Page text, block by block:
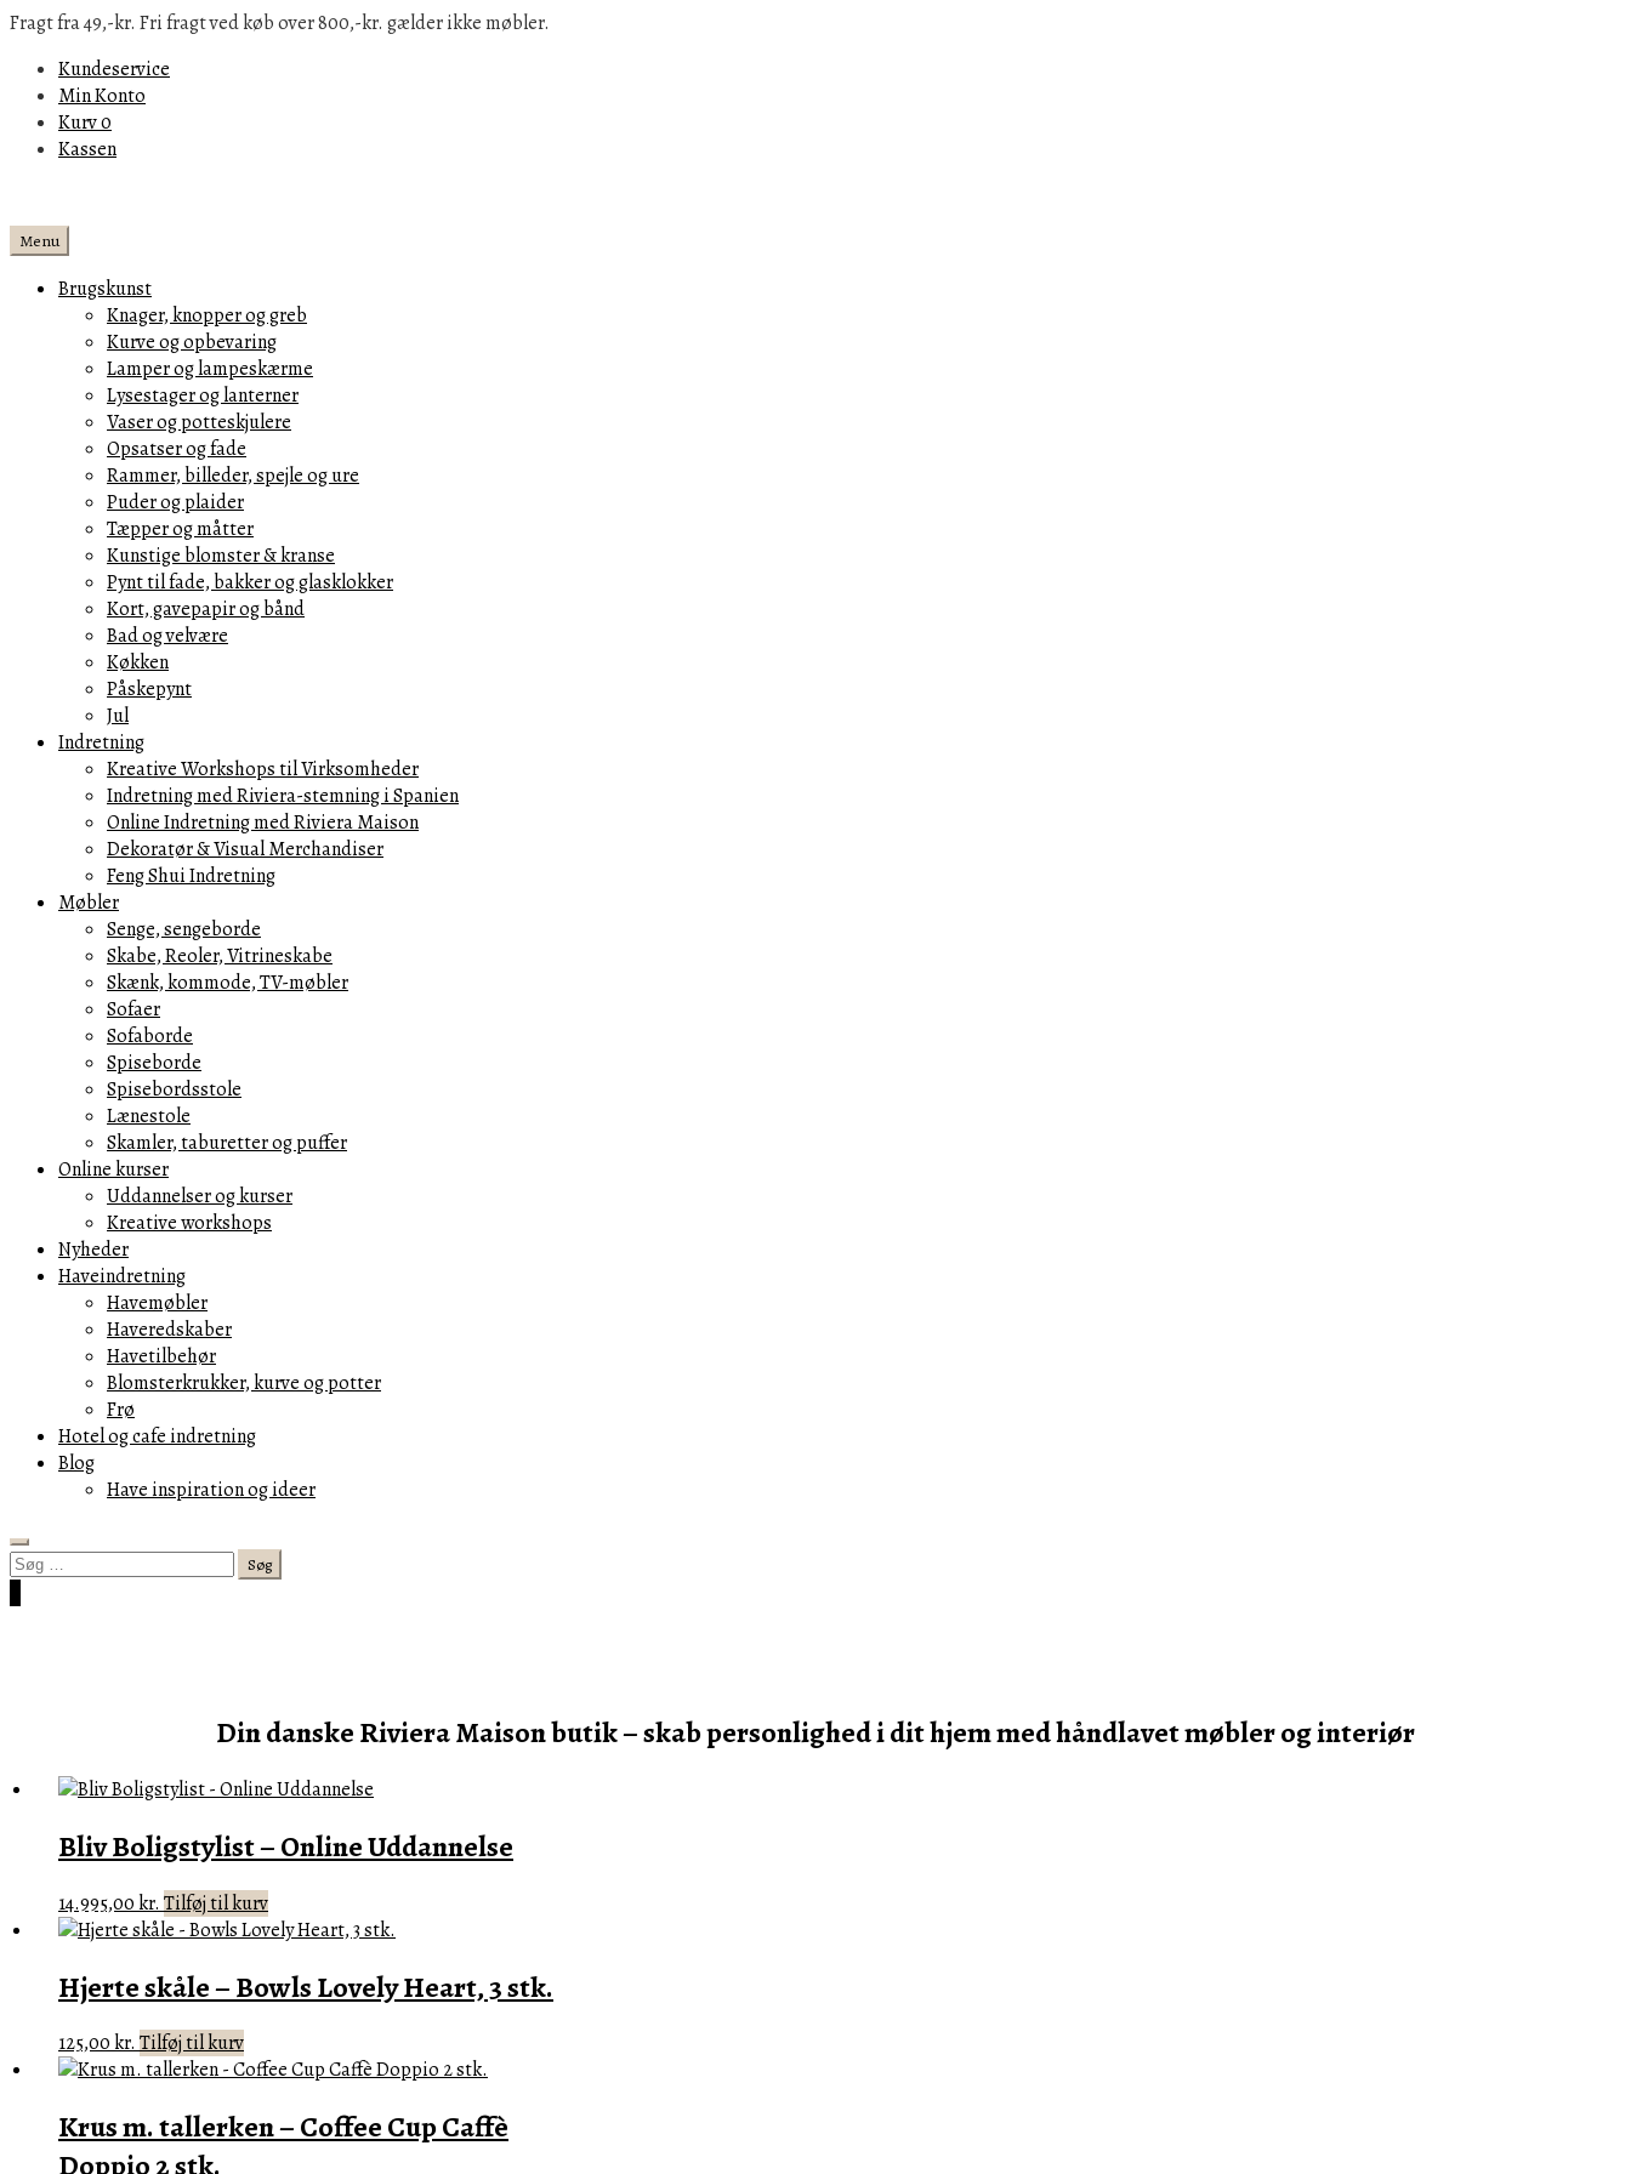
Fragt fra 49,-kr. Fri fragt ved køb over 800,-kr. gælder ikke møbler.
Kundeservice
Min Konto
Kurv0
Kassen
Menu
Brugskunst
Knager, knopper og greb
Kurve og opbevaring
Lamper og lampeskærme
Lysestager og lanterner
Vaser og potteskjulere
Opsatser og fade
Rammer, billeder, spejle og ure
Puder og plaider
Tæpper og måtter
Kunstige blomster & kranse
Pynt til fade, bakker og glasklokker
Kort, gavepapir og bånd
Bad og velvære
Køkken
Påskepynt
Jul
Indretning
Kreative Workshops til Virksomheder
Indretning med Riviera-stemning i Spanien
Online Indretning med Riviera Maison
Dekoratør & Visual Merchandiser
Feng Shui Indretning
Møbler
Senge, sengeborde
Skabe, Reoler, Vitrineskabe
Skænk, kommode, TV-møbler
Sofaer
Sofaborde
Spiseborde
Spisebordsstole
Lænestole
Skamler, taburetter og puffer
Online kurser
Uddannelser og kurser
Kreative workshops
Nyheder
Haveindretning
Havemøbler
Haveredskaber
Havetilbehør
Blomsterkrukker, kurve og potter
Frø
Hotel og cafe indretning
Blog
Have inspiration og ideer
Search
Søg
efter:
Din danske Riviera Maison butik – skab personlighed i dit hjem med håndlavet møbler og interiør
Bliv Boligstylist – Online Uddannelse
14.995,00kr. Tilføj til kurv
Hjerte skåle – Bowls Lovely Heart, 3 stk.
125,00kr.Tilføj til kurv
Krus m. tallerken – Coffee Cup Caffè
Doppio 2 stk.